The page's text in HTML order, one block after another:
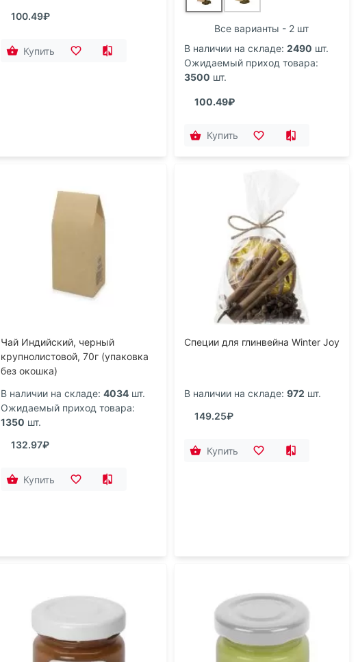
100.49₽
Купить
Все варианты - 2 шт
В наличии на складе: 2490 шт.
Ожидаемый приход товара:
3500 шт.
100.49₽
Купить
Чай Индийский, черный
крупнолистовой, 70г (упаковка
без окошка)
В наличии на складе: 4034 шт.
Ожидаемый приход товара:
1350 шт.
132.97₽
Купить
Специи для глинвейна Winter Joy
В наличии на складе: 972 шт.
149.25₽
Купить